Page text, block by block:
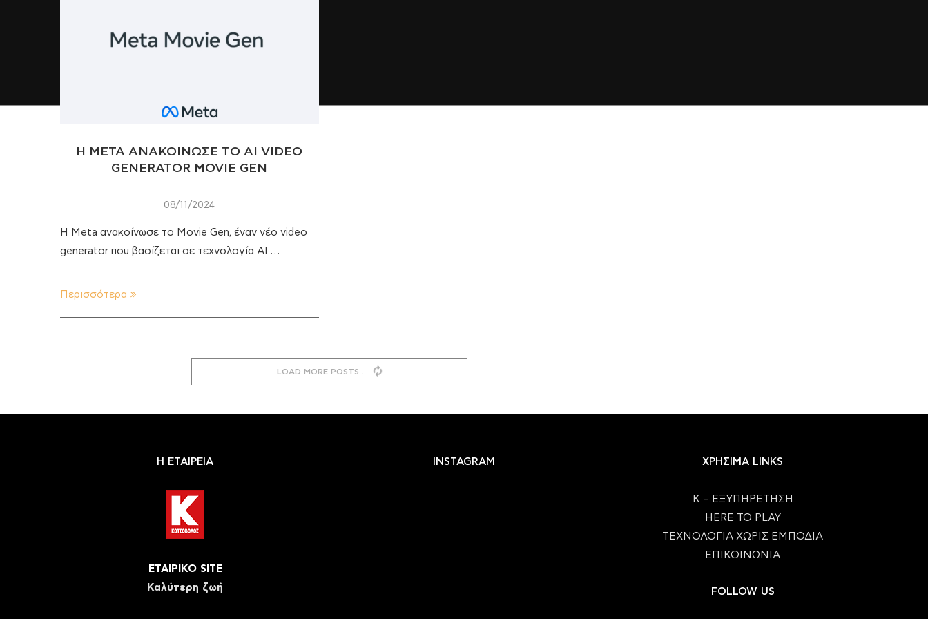
Η META ΑΝΑΚΟΙΝΩΣΕ ΤΟ AI VIDEO
GENERATOR MOVIE GEN
08/11/2024
Η Meta ανακοίνωσε το Movie Gen, έναν νέο video
generator που βασίζεται σε τεχνολογία AI …
Περισσότερα
LOAD MORE POSTS
Η ΕΤΑΙΡΕΙΑ
ΕΤΑΙΡΙΚΟ SITE
Καλύτερη ζωή
INSTAGRAM ΧΡΗΣΙΜΑ LINKS
Κ – ΕΞΥΠΗΡΕΤΗΣΗ
HERE TO PLAY
ΤΕΧΝΟΛΟΓΙΑ ΧΩΡΙΣ ΕΜΠΟΔΙΑ
ΕΠΙΚΟΙΝΩΝΙΑ
FOLLOW US